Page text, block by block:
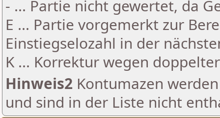
- ... Partie nicht gewertet, da
E ... Partie vorgemerkt zur
Einstiegselozahl in der
K ... Korrektur wegen
Hinweis2 Kontumazen
und sind in der Liste nicht